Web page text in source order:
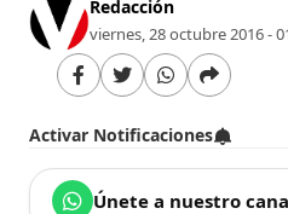
Redacción
viernes, 28 octubre 2016 -
Activar Notificaciones
Únete a nuestro